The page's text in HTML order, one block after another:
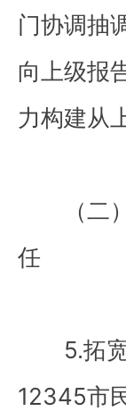
门协调抽
向上级报
力构建从
（二）
任
5.拓宽
12345市